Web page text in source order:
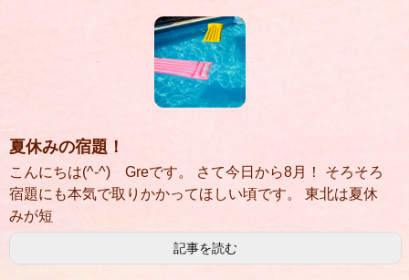
夏休みの宿題！
こんにちは(^-^) Greです。 さて今日から8月！ そろそろ
宿題にも本気で取りかかってほしい頃です。 東北は夏休
みが短
記事を読む